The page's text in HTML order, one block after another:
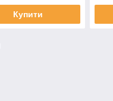
Купити